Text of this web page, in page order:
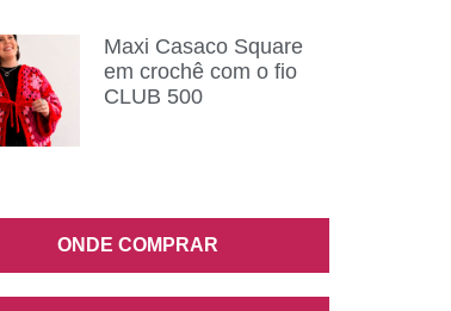
Maxi Casaco Square
em crochê com o fio
CLUB 500
ONDE COMPRAR